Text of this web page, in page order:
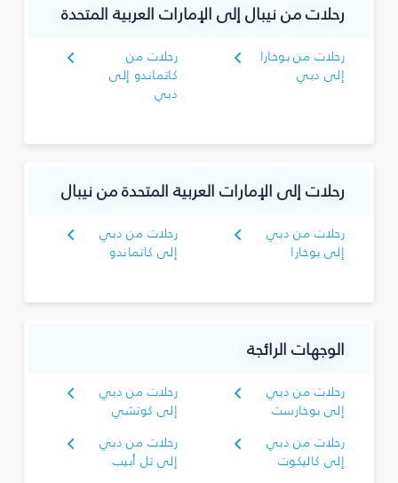
رحلات من نيبال إلى الإمارات العربية المتحدة
رحلات من بوخارا
إلى دبي
رحلات من
كاتماندو إلى
دبي
رحلات إلى الإمارات العربية المتحدة من نيبال
رحلات من دبي
إلى بوخارا
رحلات من دبي
إلى كاتماندو
الوجهات الرائجة
رحلات من دبي
إلى بوخارست
رحلات من دبي
إلى كوتشي
رحلات من دبي
إلى كاليكوت
رحلات من دبي
إلى تل أبيب